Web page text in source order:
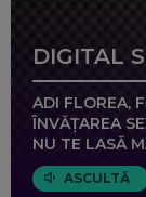
DIGITAL
ADI FLOREA,
ÎNVĂȚAREA
NU TE LASĂ
ASCULTĂ